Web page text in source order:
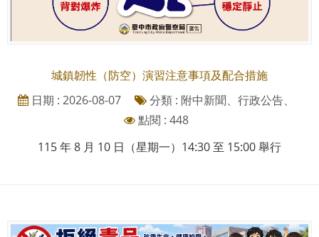
城鎮韌性（防空）演習注意事項及配合措施
日期 : 2026-08-07
分類 : 附中新聞、行政公告、
點閱 : 448
115 年 8 月 10 日（星期一）14:30 至 15:00 舉行